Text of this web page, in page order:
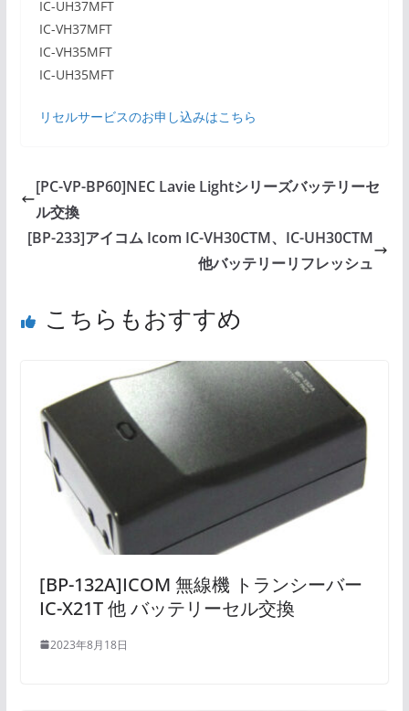
IC-UH37MFT
IC-VH37MFT
IC-VH35MFT
IC-UH35MFT
リセルサービスのお申し込みはこちら
[PC-VP-BP60]NEC Lavie Lightシリーズバッテリーセ
ル交換
[BP-233]アイコム Icom IC-VH30CTM、IC-UH30CTM
他バッテリーリフレッシュ
こちらもおすすめ
[BP-132A]ICOM 無線機 トランシーバー
IC-X21T 他 バッテリーセル交換
2023年8月18日